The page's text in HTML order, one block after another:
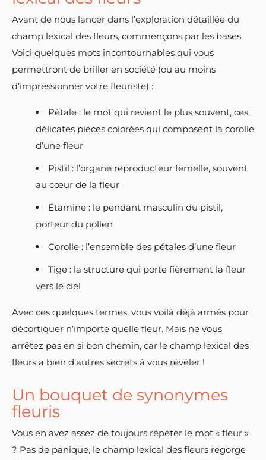
Avant de nous lancer dans l’exploration détaillée du
champ lexical des fleurs, commençons par les bases.
Voici quelques mots incontournables qui vous
permettront de briller en société (ou au moins
d’impressionner votre fleuriste) :
Pétale : le mot qui revient le plus souvent, ces
délicates pièces colorées qui composent la corolle
d’une fleur
Pistil : l’organe reproducteur femelle, souvent
au cœur de la fleur
Étamine : le pendant masculin du pistil,
porteur du pollen
Corolle : l’ensemble des pétales d’une fleur
Tige : la structure qui porte fièrement la fleur
vers le ciel
Avec ces quelques termes, vous voilà déjà armés pour
décortiquer n’importe quelle fleur. Mais ne vous
arrêtez pas en si bon chemin, car le champ lexical des
fleurs a bien d’autres secrets à vous révéler !
Un bouquet de synonymes
fleuris
Vous en avez assez de toujours répéter le mot « fleur »
? Pas de panique, le champ lexical des fleurs regorge